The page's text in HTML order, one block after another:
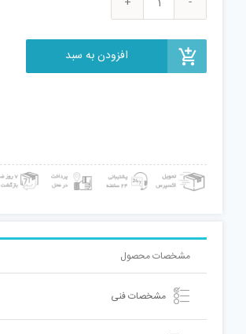
عروسک
افزودن به سبد
مشخصات محصول
مشخصات فنی